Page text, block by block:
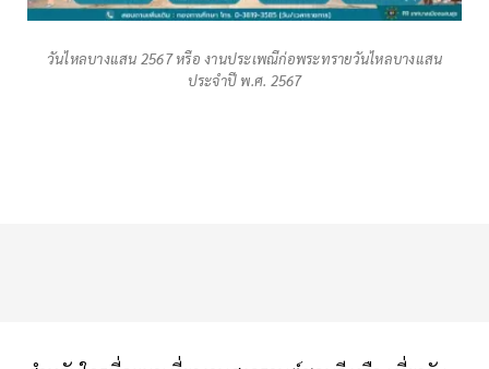
วันไหลบางแสน 2567 หรือ งานประเพณีก่อพระทรายวันไหลบางแสน
ประจําปี พ.ศ. 2567